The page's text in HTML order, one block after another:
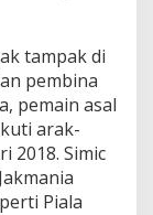
tampak di
pembina
pemain asal
arak-
2018. Simic
Piala